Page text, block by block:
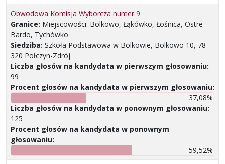
Obwodowa Komisja Wyborcza numer 9
Granice: Miejscowości: Bolkowo, Łąkówko, Łośnica, Ostre
Bardo, Tychówko
Siedziba: Szkoła Podstawowa w Bolkowie, Bolkowo 10, 78-
320 Połczyn-Zdrój
Liczba głosów na kandydata w pierwszym głosowaniu:
99
Procent głosów na kandydata w pierwszym głosowaniu:
37,08%
Liczba głosów na kandydata w ponownym głosowaniu:
125
Procent głosów na kandydata w ponownym
głosowaniu:
59,52%